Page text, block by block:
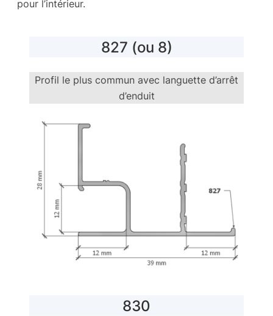
pour l’intérieur.
827 (ou 8)
Profil le plus commun avec languette d’arrêt
d’enduit
830